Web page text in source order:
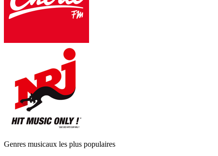
Genres musicaux les plus populaires